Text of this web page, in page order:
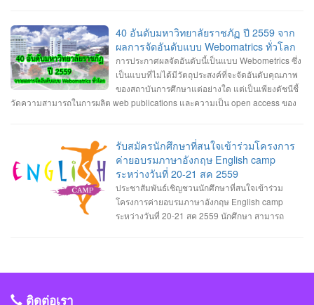
ตอบสนองได้เร็วขึ้น รวมทั้งการใช้งาน eSIM ก็จะแพร่หลายมากขึ้นด้วยเช่นกัน 2. AI
กับหุ่นยนต์ เทคโนโลยี AI นั้นเริ่มถูกนำมาใช้เป็นฟีเจอร์ต่าง ๆ ในมือถือมาสักระยะ
แล้ว และในปี 2020 นี้ก็น่าจะถูกนำไปใช้กับอุปกรณ์อื่น ๆ ที่จะช่วยทำงานแทนมนุษย์
ได้มากขึ้น เช่น โดรนหรือหุ่นยนต์ที่สามารถทำหน้าที่ส่งของหรือทำงานต่าง ๆ ได้
ด้วยตัวเอง โดยไม่ต้องรอคำสั่งการจากมนุษย์ตลอดเวลา นอกจากนี้เครื่องใช้ไฟฟ้า
ในบ้านและอุปกรณ์ต่าง ๆ ในชีวิตประจำวันที่เป็น IoT และมี AI ในตัวก็จะแพร่หลาย
เหล่านี้มาอำนวยความสะดวกในชีวิตประจำวันมากยิ่งขึ้น และใช้แรงงานมนุษย์
น้อยลง เช่น ร้านขายของที่ไม่ต้องมีแคชเชียร์คอยเก็บเงิน ลูกค้าสามารถชำระเงิน
ด้วยตัวเองผ่านเครื่องอัตโนมัติได้เลย 4. บริการสตรีมมิ่งอันดุเดือด ในปี 2020 นี้จะ
เริ่มมีการแข่งขันของบริการสตรีมมิ่งกันมากขึ้น ไม่ว่าจะเป็นบริการฟังเพลงหรือดู
รายการทีวี ทั้งผู้ให้บริการรายเก่าอย่าง Spotify, Apple Music, Netflix และรายใหม่
อย่าง Apple TV+ หรือ Disney+ รวมทั้งในวงการเกมก็ยังมี Google Stadia ที่เริ่มหัน
แพทย์อาจได้ใช้เทคโนโลยีใหม่ ๆ มาพัฒนาการรักษาผู้คนให้มีประสิทธิภาพมากยิ่ง
ขณะนี้คุรุสภาแก้ไขรายละเอียดและเตรียมเสนอร่างพ.ร.บ.สภาครูฯ ฉบับปรับปรุง ให้
ที่ประชุมคณะกรรมการคุรุสภา พิจารณาในวันที่ 29 สิงหาคมนี้ โดยสาระสำคัญที่
ปรับแก้ จะมีปัญหาและอุปสรรคใน 2 ประเด็นใหญ่ คือ ภาพลักษณ์ของกรรมการคุรุ
สภา ไม่ส่งผลต่อประสิทธิภาพการดำเนินงาน ตามภารกิจในฐานะสภาวิชาชีพอย่าง
แต่จริง และมีการดำเนินงานในลักษณะทุจริตทางนโยบาย ซึ่งสาเหตุของปัญหา มา
จากสัดส่วนกรรมการคุรุสภาไม่สมดุล และมีที่มาไม่โปร่งใส รวมถึงยังมีความซ้ำ
คุรุสภาให้เหมาะสม จาก 39 เหลือ 27 คน แต่ยังคงมีตัวแทนจากทุกภาคส่วนตาม
หลักของสภาวิชาชีพ เพิ่มอายุสูงสุดในคุณสมบัติของกรรมการไม่เกิน 70 ปี และยก
เลิกกมว. โดยเพิ่มคณะกรรมการจรรยาบรรณ ทำหน้าที่พิจารณาการประพฤติผิด
จรรยาบรรณของวิชาชีพ และยกเว้นหน้าที่ของคณะกรรมการคุรุสภาในการ
พิจารณาจรรยาบรรณของวิชาชีพ อ่านต่อได้ที่: http://www.kruwandee.com/news-
40 อันดับมหาวิทยาลัยราชภัฏ ปี 2559 จาก
ผลการจัดอันดับแบบ Webomatrics ทั่วโลก
การประกาศผลจัดอันดับนี้เป็นแบบ Webometrics ซึ่ง
เป็นแบบที่ไม่ได้มีวัตถุประสงค์ที่จะจัดอันดับคุณภาพ
ของสถาบันการศึกษาแต่อย่างใด แต่เป็นเพียงดัชนีชี้
วัดความสามารถในการผลิต web publications และความเป็น open access ของ
เรารู้จักกันดี ที่เรียกว่า bibliometric indicators เท่านั้น หรือมองอีกแง่หนึ่งก็คือ วัด
ความสามารถในการเป็น "มหาวิทยาลัยอิเล็กทรอนิกส์ (E-university)" นั่นเอง
รับสมัครนักศึกษาที่สนใจเข้าร่วมโครงการ
ค่ายอบรมภาษาอังกฤษ English camp
ระหว่างวันที่ 20-21 สค 2559
ประชาสัมพันธ์เชิญชวนนักศึกษาที่สนใจเข้าร่วม
โครงการค่ายอบรมภาษาอังกฤษ English camp
ระหว่างวันที่ 20-21 สค 2559 นักศึกษา สามารถ
เทคโนโลยีติดต่อรับใบสมัครได้ที่อาจารย์นิธินันท์ นาครินทร์ 4.สาขาวิทยาการ
ภายในวันที่ 11 สค 2559 ครับ
ติดต่อเรา